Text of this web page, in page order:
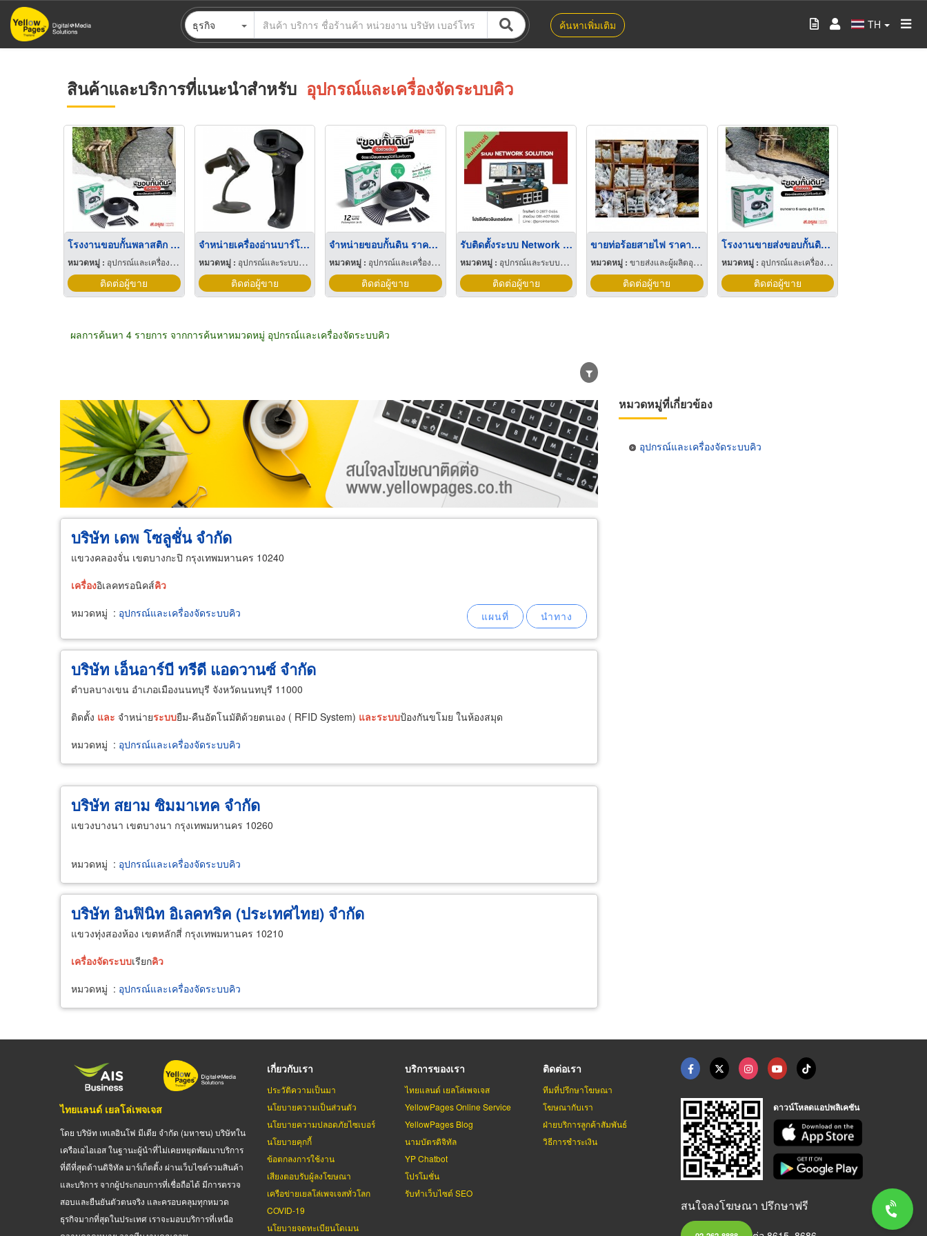
ข้าม
ไป
ธุรกิจ ค้นหาเพิ่มเติม TH
สินค้าและบริการที่แนะนำสำหรับ อุปกรณ์และเครื่องจัดระบบคิว
โรงงานขอบกั้นพลาสติก 5ซม.ยาว12เมตร
หมวดหมู่ : อุปกรณ์และเครื่องใช้จัดสวน
ติดต่อผู้ขาย
จำหน่ายเครื่องอ่านบาร์โค้ด
หมวดหมู่ : อุปกรณ์และระบบบาร์โค้ด
ติดต่อผู้ขาย
จำหน่ายขอบกั้นดิน ราคาพิเศษ ขนาดยาว12เมตร-สูง5ซม
หมวดหมู่ : อุปกรณ์และเครื่องใช้จัดสวน
ติดต่อผู้ขาย
รับติดตั้งระบบ Network Solution
หมวดหมู่ : อุปกรณ์และระบบโทรทัศน์วงจรปิด
ติดต่อผู้ขาย
ขายท่อร้อยสายไฟ ราคาส่ง พัทยา
หมวดหมู่ : ขายส่งและผู้ผลิตอุปกรณ์เครื่องใช้ไฟฟ้า
ติดต่อผู้ขาย
โรงงานขายส่งขอบกั้นดิน ยาว6สูง11.5ซม
หมวดหมู่ : อุปกรณ์และเครื่องใช้จัดสวน
ติดต่อผู้ขาย
ผลการค้นหา 4 รายการ จากการค้นหาหมวดหมู่ อุปกรณ์และเครื่องจัดระบบคิว
ขายส่ง ขายปลีก ผู้ผลิต ตัวแทนจัดจำหน่าย ผู้ส่งออก/นำเข้า ธุรกิจบริการ
บริษัท เดพ โซลูชั่น จำกัด
แขวงคลองจั่น เขตบางกะปิ กรุงเทพมหานคร 10240
เครื่องอิเลคทรอนิคส์คิว
หมวดหมู่ : อุปกรณ์และเครื่องจัดระบบคิว
บริษัท เอ็นอาร์บี ทรีดี แอดวานซ์ จำกัด
ตำบลบางเขน อำเภอเมืองนนทบุรี จังหวัดนนทบุรี 11000
ติดตั้ง และ จำหน่ายระบบยืม-คืนอัตโนมัติด้วยตนเอง ( RFID System) และระบบป้องกันขโมย ในห้องสมุด
หมวดหมู่ : อุปกรณ์และเครื่องจัดระบบคิว
บริษัท สยาม ซิมมาเทค จำกัด
แขวงบางนา เขตบางนา กรุงเทพมหานคร 10260
หมวดหมู่ : อุปกรณ์และเครื่องจัดระบบคิว
บริษัท อินฟินิท อิเลคทริค (ประเทศไทย) จำกัด
แขวงทุ่งสองห้อง เขตหลักสี่ กรุงเทพมหานคร 10210
เครื่องจัดระบบเรียกคิว
หมวดหมู่ : อุปกรณ์และเครื่องจัดระบบคิว
หมวดหมู่ที่เกี่ยวข้อง
อุปกรณ์และเครื่องจัดระบบคิว
ไทยแลนด์ เยลโล่เพจเจส
โดย บริษัท เทเลอินโฟ มีเดีย จำกัด (มหาชน) บริษัทใน
เครือเอไอเอส ในฐานะผู้นำที่ไม่เคยหยุดพัฒนาบริการ
ที่ดีที่สุดด้านดิจิทัล มาร์เก็ตติ้ง ผ่านเว็บไซต์รวมสินค้า
และบริการ จากผู้ประกอบการที่เชื่อถือได้ มีการตรวจ
สอบและยืนยันตัวตนจริง และครอบคลุมทุกหมวด
ธุรกิจมากที่สุดในประเทศ เราจะมอบบริการที่เหนือ
เกี่ยวกับเรา
ประวัติความเป็นมา
นโยบายความเป็นส่วนตัว
นโยบายความปลอดภัยไซเบอร์
นโยบายคุกกี้
ข้อตกลงการใช้งาน
เสียงตอบรับผู้ลงโฆษณา
เครือข่ายเยลโล่เพจเจสทั่วโลก
COVID-19
นโยบายจดทะเบียนโดเมน
บริการของเรา
ไทยแลนด์ เยลโล่เพจเจส
YellowPages Online Service
YellowPages Blog
นามบัตรดิจิทัล
YP Chatbot
โปรโมชั่น
รับทำเว็บไซต์ SEO
ติดต่อเรา
ทีมที่ปรึกษาโฆษณา
โฆษณากับเรา
ฝ่ายบริการลูกค้าสัมพันธ์
วิธีการชำระเงิน
ดาวน์โหลดแอปพลิเคชัน
สนใจลงโฆษณา ปรึกษาฟรี